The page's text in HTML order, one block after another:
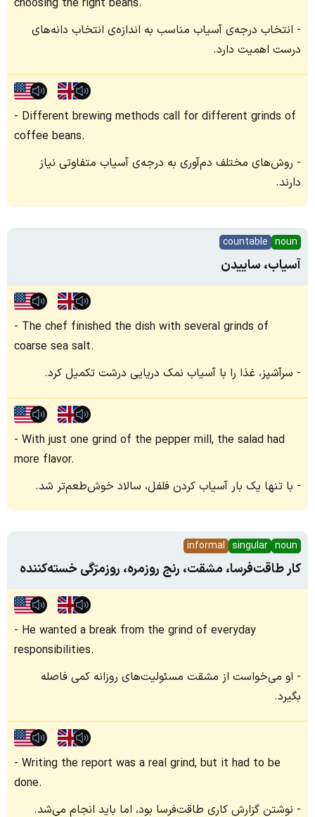
choosing the right beans.
انتخاب درجه‌ی آسیاب مناسب به اندازه‌ی انتخاب دانه‌های
درست اهمیت دارد.
Different brewing methods call for different grinds of
coffee beans.
روش‌های مختلف دم‌آوری به درجه‌ی آسیاب متفاوتی نیاز
دارند.
noun
countable
آسیاب، ساییدن
The chef finished the dish with several grinds of
coarse sea salt.
سرآشپز، غذا را با آسیاب نمک دریایی درشت تکمیل کرد.
With just one grind of the pepper mill, the salad had
more flavor.
با تنها یک بار آسیاب کردن فلفل، سالاد خوش‌طعم‌تر شد.
noun
singular
informal
کار طاقت‌فرسا، مشقت، رنج روزمره، روزمرّگی خسته‌کننده
He wanted a break from the grind of everyday
responsibilities.
او می‌خواست از مشقت مسئولیت‌های روزانه کمی فاصله
بگیرد.
Writing the report was a real grind, but it had to be
done.
نوشتن گزارش کاری طاقت‌فرسا بود، اما باید انجام می‌شد.